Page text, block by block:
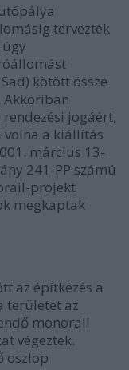
tervezték
kötött össze
Akkoriban
rendezési jogáért,
a kiállítás
március 13-
241-PP számú
projekt
megkaptak
az építkezés a
területet az
monorail
végeztek.
oszlop